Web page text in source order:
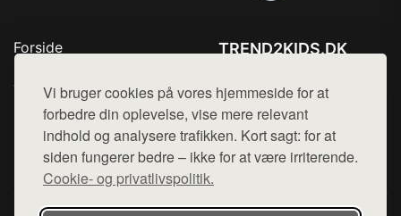
Vi bruger cookies på vores hjemmeside for at
forbedre din oplevelse, vise mere relevant
indhold og analysere trafikken. Kort sagt: for at
siden fungerer bedre – ikke for at være irriterende.
Cookie- og privatlivspolitik.
Forside
Top Rabatter
Blog
Kontakt
TREND2KIDS.DK
Mail: hej@want.dk
Cookie- og privatlivspolitik